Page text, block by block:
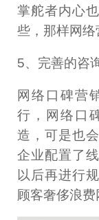
掌舵者内心
些，那样网络
5、完善的咨
网络口碑营
行，网络口
造，可是也
企业配置了
以后再进行
顾客奢侈浪费